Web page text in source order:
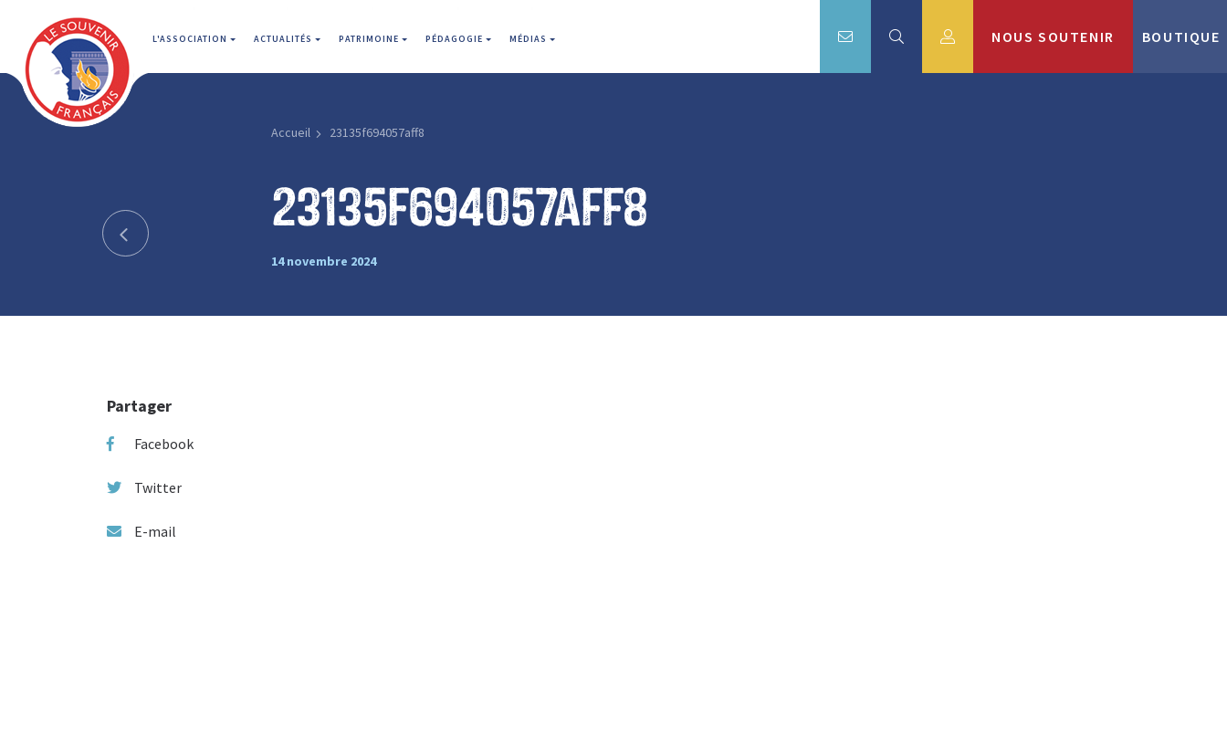
L'ASSOCIATION ACTUALITÉS PATRIMOINE PÉDAGOGIE MÉDIAS NOUS SOUTENIR BOUTIQUE
Accueil 23135f694057aff8
23135f694057aff8
14 novembre 2024
Partager
Facebook
Twitter
E-mail